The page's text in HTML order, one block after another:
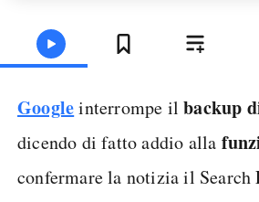
Googleinterrompe ilbackup
dicendo di fatto addio alla
confermare la notizia il Search